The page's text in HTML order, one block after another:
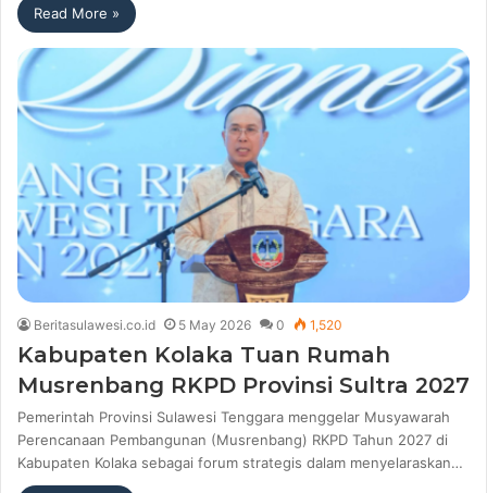
Read More »
Beritasulawesi.co.id 5 May 2026 0 1,520
Kabupaten Kolaka Tuan Rumah
Musrenbang RKPD Provinsi Sultra 2027
Pemerintah Provinsi Sulawesi Tenggara menggelar Musyawarah
Perencanaan Pembangunan (Musrenbang) RKPD Tahun 2027 di
Kabupaten Kolaka sebagai forum strategis dalam menyelaraskan…